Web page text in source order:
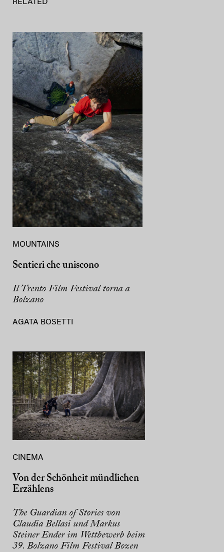
RELATED
MOUNTAINS
Sentieri che uniscono
Il Trento Film Festival torna a
Bolzano
AGATA BOSETTI
CINEMA
Von der Schönheit mündlichen
Erzählens
The Guardian of Stories von
Claudia Bellasi und Markus
Steiner Ender im Wettbewerb beim
39. Bolzano Film Festival Bozen